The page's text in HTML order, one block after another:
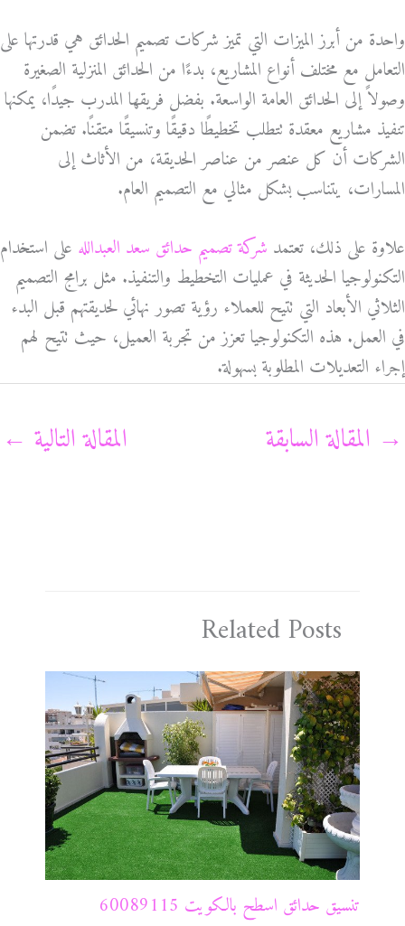
واحدة من أبرز الميزات التي تميز شركات تصميم الحدائق هي قدرتها على
التعامل مع مختلف أنواع المشاريع، بدءًا من الحدائق المنزلية الصغيرة
وصولاً إلى الحدائق العامة الواسعة. بفضل فريقها المدرب جيدًا، يمكنها
تنفيذ مشاريع معقدة تتطلب تخطيطًا دقيقًا وتنسيقًا متقنًا. تضمن
الشركات أن كل عنصر من عناصر الحديقة، من الأثاث إلى
المسارات، يتناسب بشكل مثالي مع التصميم العام.
علاوة على ذلك، تعتمد شركة تصميم حدائق سعد العبدالله على استخدام
التكنولوجيا الحديثة في عمليات التخطيط والتنفيذ. مثل برامج التصميم
الثلاثي الأبعاد التي تتيح للعملاء رؤية تصور نهائي لحديقتهم قبل البدء
في العمل. هذه التكنولوجيا تعزز من تجربة العميل، حيث تتيح لهم
إجراء التعديلات المطلوبة بسهولة.
→ المقالة السابقة المقالة التالية ←
Related Posts
تنسيق حدائق اسطح بالكويت 60089115